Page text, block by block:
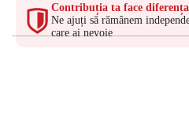
Contribuția ta face diferența
Ne ajuți să rămânem
care ai nevoie